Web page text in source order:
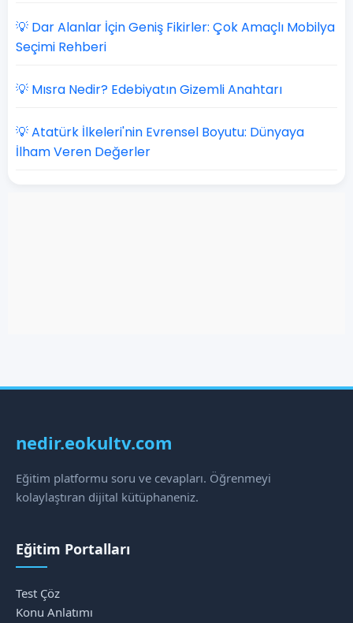
💡 Dar Alanlar İçin Geniş Fikirler: Çok Amaçlı Mobilya
Seçimi Rehberi
💡 Mısra Nedir? Edebiyatın Gizemli Anahtarı
💡 Atatürk İlkeleri'nin Evrensel Boyutu: Dünyaya
İlham Veren Değerler
nedir.eokultv.com
Eğitim platformu soru ve cevapları. Öğrenmeyi
kolaylaştıran dijital kütüphaneniz.
Eğitim Portalları
Test Çöz
Konu Anlatımı